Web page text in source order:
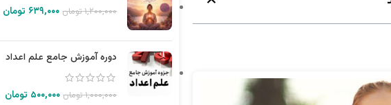
۱,۲۰۰,۰۰۰تومان ۶۳۹,۰۰۰ تومان
دوره آموزش جامع علم اعداد
۱,۰۰۰,۰۰۰تومان ۵۰۰,۰۰۰ تومان